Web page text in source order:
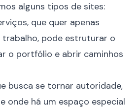
alguns tipos de sites:
que quer apenas
trabalho, pode estruturar o
o portfólio e abrir caminhos
busca se tornar autoridade,
onde há um espaço especial